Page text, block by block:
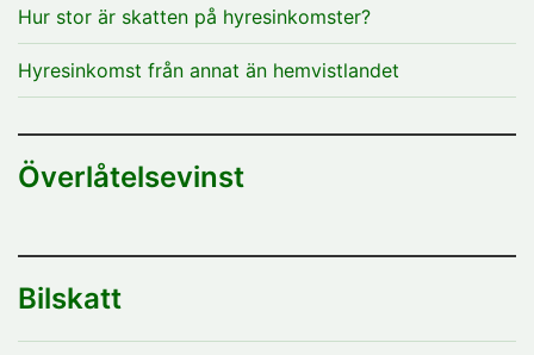
Hur stor är skatten på hyresinkomster?
Hyresinkomst från annat än hemvistlandet
Överlåtelsevinst
Bilskatt